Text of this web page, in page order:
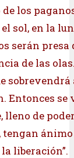
los
sol, en la
serán presa
de las
sobrevendrá
Entonces se
lleno de
tengan
liberación”.